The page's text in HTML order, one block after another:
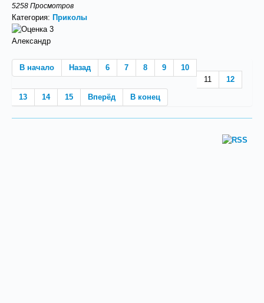
5258 Просмотров
Категория: Приколы
Александр
В начало Назад 6 7 8 9
10
11
12
13
14 15 Вперёд В конец